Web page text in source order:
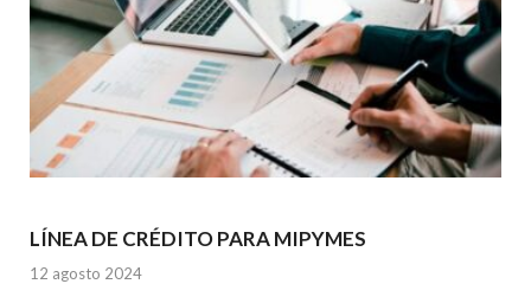
LÍNEA DE CRÉDITO PARA MIPYMES
12 agosto 2024